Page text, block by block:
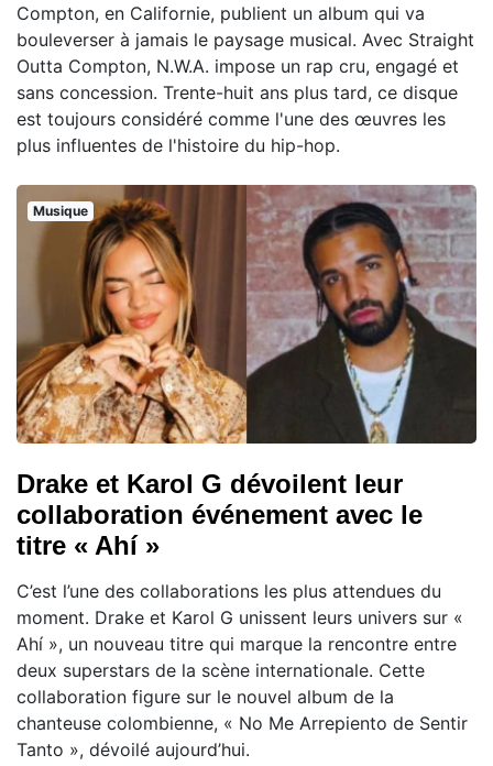
Compton, en Californie, publient un album qui va
bouleverser à jamais le paysage musical. Avec Straight
Outta Compton, N.W.A. impose un rap cru, engagé et
sans concession. Trente-huit ans plus tard, ce disque
est toujours considéré comme l'une des œuvres les
plus influentes de l'histoire du hip-hop.
Musique
Drake et Karol G dévoilent leur
collaboration événement avec le
titre « Ahí »
C’est l’une des collaborations les plus attendues du
moment. Drake et Karol G unissent leurs univers sur «
Ahí », un nouveau titre qui marque la rencontre entre
deux superstars de la scène internationale. Cette
collaboration figure sur le nouvel album de la
chanteuse colombienne, « No Me Arrepiento de Sentir
Tanto », dévoilé aujourd’hui.